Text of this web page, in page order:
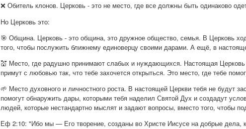
❌ Обитель клонов. Церковь - это не место, где все должны быть одинаково
Но Церковь это:
🎯 Община. Церковь - это община, это дружное общество, семья. В Церковь
того, чтобы послужить ближнему единоверцу своими дарами. А ещё, в
💒 Место, где радушно принимают слабых и нуждающихся. Настоящая
примут с любовью так, что тебе захочется открыться. Это место, где тебе
🌱 Место духовного и личностного роста. В настоящей Церкви тебя не будут
помогут обнаружить дары, которыми тебя наделил Святой Дух и создадут
людей, которые нестандартно мыслят и задают вопросы, вместо того, чтобы
Еф 2:10: "Ибо мы — Его творение, созданы во Христе Иисусе на добрые дела,